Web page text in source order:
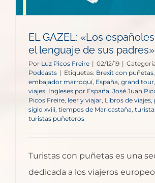
EL GAZEL: «Los
el lenguaje de sus padres»
Por Luz Picos Freire | 02/12/19 |
Podcasts | Etiquetas: Brexit con puñetas,
embajador marroquí, España, grand tour,
viajes, Ingleses por España, José Juan
Picos Freire, leer y viajar, Libros de viajes,
siglo xviii, tiempos de Maricastaña,
turistas puñeteros
Turistas con puñetas es una
dedicada a los viajeros